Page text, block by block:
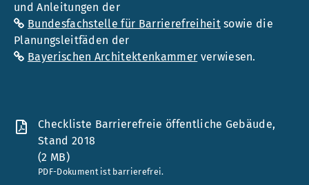
und Anleitungen der
Bundesfachstelle für Barrierefreiheitsowie die
Planungsleitfäden der
Bayerischen Architektenkammer verwiesen.
Checkliste Barrierefreie öffentliche Gebäude,
Stand 2018
(2 MB)
PDF-Dokument ist barrierefrei.